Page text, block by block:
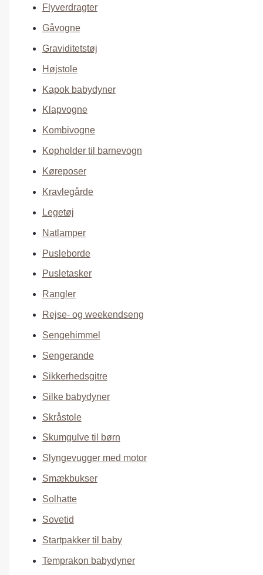
Flyverdragter
Gåvogne
Graviditetstøj
Højstole
Kapok babydyner
Klapvogne
Kombivogne
Kopholder til barnevogn
Køreposer
Kravlegårde
Legetøj
Natlamper
Pusleborde
Pusletasker
Rangler
Rejse- og weekendseng
Sengehimmel
Sengerande
Sikkerhedsgitre
Silke babydyner
Skråstole
Skumgulve til børn
Slyngevugger med motor
Smækbukser
Solhatte
Sovetid
Startpakker til baby
Temprakon babydyner